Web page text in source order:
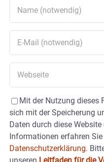
Mit der Nutzung dieses
sich mit der Speicherung
Daten durch diese
Informationen erfahren Sie
Datenschutzerklärung.
unseren Leitfaden für die